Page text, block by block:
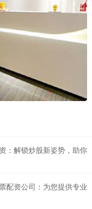
：解锁炒股新姿势，助你
配资公司：为您提供专业